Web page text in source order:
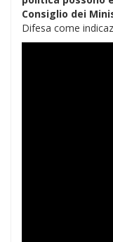
Consiglio dei
Difesa come